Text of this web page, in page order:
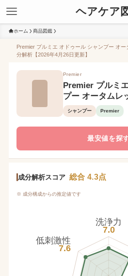
ヘアケア
ホーム 商品図鑑
Premier プルミエ オドゥール シャンプー オ
分解析【2026年4月26日更新】
Premier
Premier プルミ
プー オータムレ
シャンプー Premier
最安値を探
成分解析スコア 総合 4.3点
※ 成分構成からの推定値です
洗浄力
7.0
低刺激性
7.6